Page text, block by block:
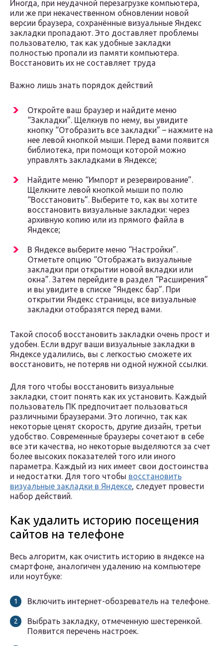
Иногда, при неудачной перезагрузке компьютера,
или же при некачественном обновлении новой
версии браузера, сохранённые визуальные Яндекс
закладки пропадают. Это доставляет проблемы
пользователю, так как удобные закладки
полностью пропали из памяти компьютера.
Восстановить их не составляет труда
Важно лишь знать порядок действий
Откройте ваш браузер и найдите меню
“Закладки”. Щелкнув по нему, вы увидите
кнопку “Отобразить все закладки” – нажмите на
нее левой кнопкой мыши. Перед вами появится
библиотека, при помощи которой можно
управлять закладками в Яндексе;
Найдите меню “Импорт и резервирование”.
Щелкните левой кнопкой мыши по полю
“Восстановить”. Выберите то, как вы хотите
восстановить визуальные закладки: через
архивную копию или из прямого файла в
Яндексе;
В Яндексе выберите меню “Настройки”.
Отметьте опцию “Отображать визуальные
закладки при открытии новой вкладки или
окна”. Затем перейдите в раздел “Расширения”
и вы увидите в списке “Яндекс бар”. При
открытии Яндекс страницы, все визуальные
закладки отобразятся перед вами.
Такой способ восстановить закладки очень прост и
удобен. Если вдруг ваши визуальные закладки в
Яндексе удалились, вы с легкостью сможете их
восстановить, не потеряв ни одной нужной ссылки.
Для того чтобы восстановить визуальные
закладки, стоит понять как их установить. Каждый
пользователь ПК предпочитает пользоваться
различными браузерами. Это логично, так как
некоторые ценят скорость, другие дизайн, третьи
удобство. Современные браузеры сочетают в себе
все эти качества, но некоторые выделяются за счет
более высоких показателей того или иного
параметра. Каждый из них имеет свои достоинства
и недостатки. Для того чтобы восстановить
визуальные закладки в Яндексе, следует провести
набор действий.
Как удалить историю посещения
сайтов на телефоне
Весь алгоритм, как очистить историю в яндексе на
смартфоне, аналогичен удалению на компьютере
или ноутбуке:
Включить интернет-обозреватель на телефоне.
Выбрать закладку, отмеченную шестеренкой.
Появится перечень настроек.